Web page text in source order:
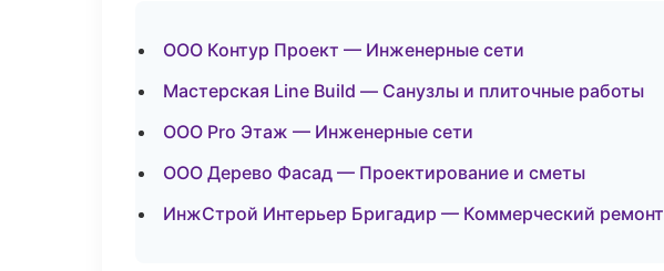
ООО Контур Проект — Инженерные сети
Мастерская Line Build — Санузлы и плиточные работы
ООО Pro Этаж — Инженерные сети
ООО Дерево Фасад — Проектирование и сметы
ИнжСтрой Интерьер Бригадир — Коммерческий ремонт